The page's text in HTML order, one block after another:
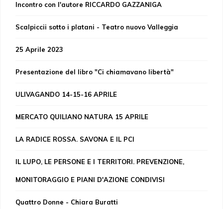
Incontro con l'autore RICCARDO GAZZANIGA
Scalpiccii sotto i platani - Teatro nuovo Valleggia
25 Aprile 2023
Presentazione del libro "Ci chiamavano libertà"
ULIVAGANDO 14-15-16 APRILE
MERCATO QUILIANO NATURA 15 APRILE
LA RADICE ROSSA. SAVONA E IL PCI
IL LUPO, LE PERSONE E I TERRITORI. PREVENZIONE,
MONITORAGGIO E PIANI D'AZIONE CONDIVISI
Quattro Donne - Chiara Buratti